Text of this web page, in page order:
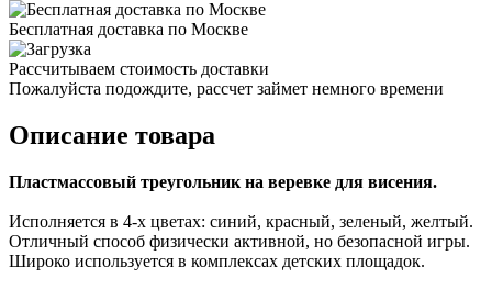
Бесплатная доставка по Москве
Рассчитываем стоимость доставки
Пожалуйста подождите, рассчет займет немного времени
Описание товара
Пластмассовый треугольник на веревке для висения.
Исполняется в 4-х цветах: синий, красный, зеленый, желтый.
Отличный способ физически активной, но безопасной игры.
Широко используется в комплексах детских площадок.